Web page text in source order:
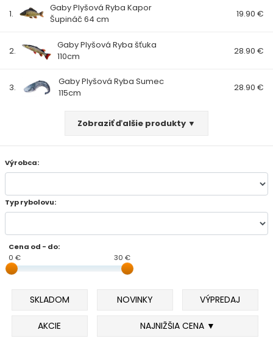
1.
Gaby Plyšová Ryba Kapor
Šupináč 64 cm
19.90 €
2.
Gaby Plyšová Ryba šťuka
110cm
28.90 €
3.
Gaby Plyšová Ryba Sumec
115cm
28.90 €
Zobraziť ďalšie produkty ▼
Výrobca:
Typ rybolovu:
Cena od - do:
0 €
30 €
SKLADOM NOVINKY VÝPREDAJ
AKCIE NAJNIŽŠIA CENA ▼
AKCIA 1+1
AKCIOVÝ CAMPING
SUMCOVÉ A MORSKÉ PRÚTY